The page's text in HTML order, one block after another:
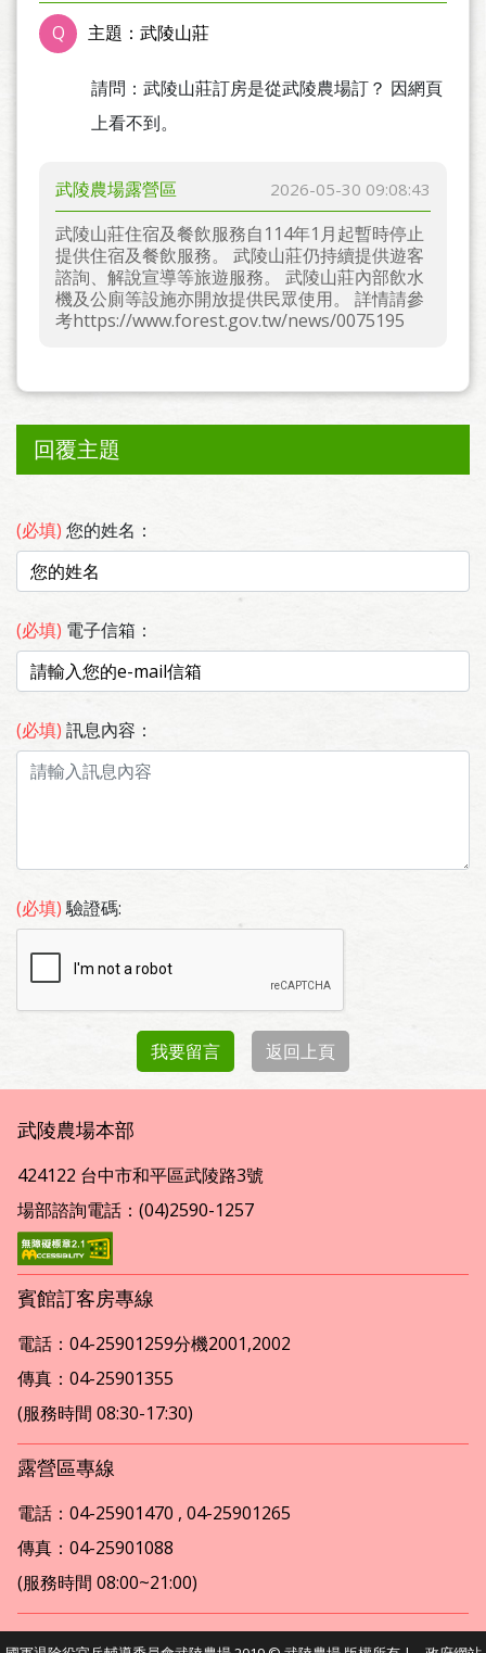
Q 主題：武陵山莊
請問：武陵山莊訂房是從武陵農場訂？ 因網頁
上看不到。
武陵農場露營區 2026-05-30 09:08:43
武陵山莊住宿及餐飲服務自114年1月起暫時停止
提供住宿及餐飲服務。 武陵山莊仍持續提供遊客
諮詢、解說宣導等旅遊服務。 武陵山莊內部飲水
機及公廁等設施亦開放提供民眾使用。 詳情請參
考https://www.forest.gov.tw/news/0075195
回覆主題
(必填) 您的姓名：
(必填) 電子信箱：
(必填) 訊息內容：
(必填)驗證碼:
我要留言 返回上頁
武陵農場本部
424122 台中市和平區武陵路3號
場部諮詢電話：(04)2590-1257
賓館訂客房專線
電話：04-25901259分機2001,2002
傳真：04-25901355
(服務時間 08:30-17:30)
露營區專線
電話：04-25901470 , 04-25901265
傳真：04-25901088
(服務時間 08:00~21:00)